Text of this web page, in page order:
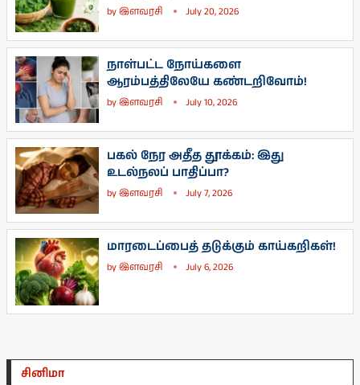
byஇளவரசி July 20, 2026
நாள்பட்ட நோய்களை
ஆரம்பத்திலேயே கண்டறிவோம்!
byஇளவரசி July 10, 2026
பகல் நேர அதீத தூக்கம்: இது
உடல்நலப் பாதிப்பா?
byஇளவரசி July 7, 2026
மாரடைப்பைத் தடுக்கும் காய்கறிகள்!
byஇளவரசி July 6, 2026
சினிமா